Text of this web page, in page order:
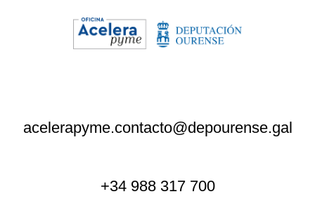
acelerapyme.contacto@depourense.gal
+34 988 317 700